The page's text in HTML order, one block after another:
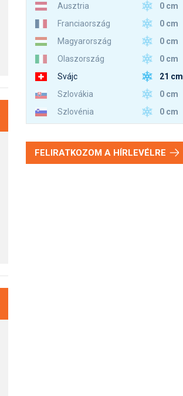
Ausztria
0 cm
Franciaország
0 cm
Magyarország
0 cm
Olaszország
0 cm
Svájc
21 cm
Szlovákia
0 cm
Szlovénia
0 cm
FELIRATKOZOM A HÍRLEVÉLRE